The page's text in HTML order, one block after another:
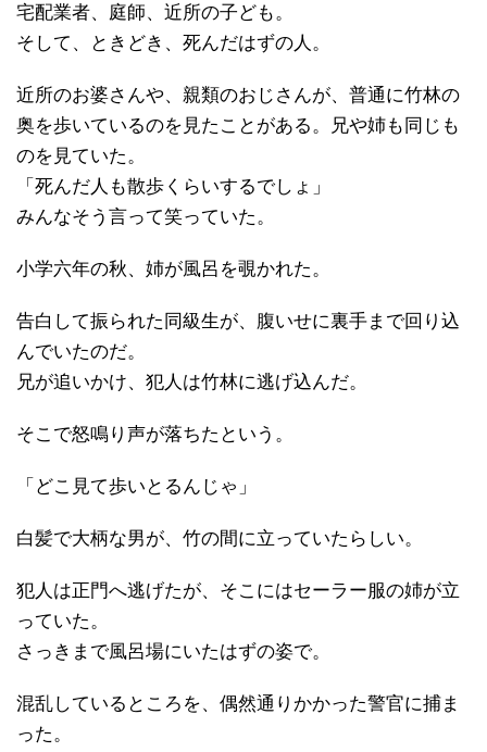
宅配業者、庭師、近所の子ども。
そして、ときどき、死んだはずの人。
近所のお婆さんや、親類のおじさんが、普通に竹林の
奥を歩いているのを見たことがある。兄や姉も同じも
のを見ていた。
「死んだ人も散歩くらいするでしょ」
みんなそう言って笑っていた。
小学六年の秋、姉が風呂を覗かれた。
告白して振られた同級生が、腹いせに裏手まで回り込
んでいたのだ。
兄が追いかけ、犯人は竹林に逃げ込んだ。
そこで怒鳴り声が落ちたという。
「どこ見て歩いとるんじゃ」
白髪で大柄な男が、竹の間に立っていたらしい。
犯人は正門へ逃げたが、そこにはセーラー服の姉が立
っていた。
さっきまで風呂場にいたはずの姿で。
混乱しているところを、偶然通りかかった警官に捕ま
った。